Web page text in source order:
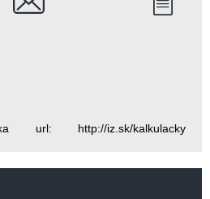
url: http://iz.sk/kalkulacky